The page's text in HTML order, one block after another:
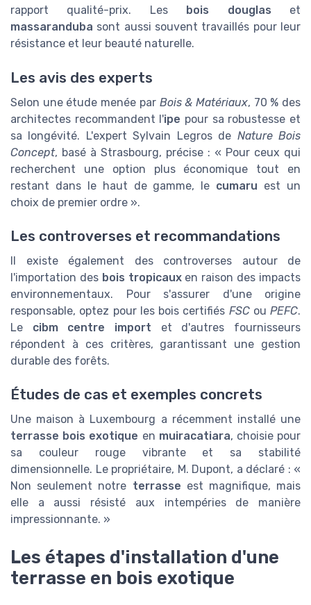
rapport qualité-prix. Les
bois douglas et
massaranduba sont aussi souvent travaillés pour leur
résistance et leur beauté naturelle.
Les avis des experts
Selon une étude menée par Bois & Matériaux, 70 % des
architectes recommandent l'ipe pour sa robustesse et
sa longévité. L'expert Sylvain Legros de Nature Bois
Concept, basé à Strasbourg, précise : « Pour ceux qui
recherchent une option plus économique tout en
restant dans le haut de gamme, le cumaru est un
choix de premier ordre ».
Les controverses et recommandations
Il existe également des controverses autour de
l'importation des bois tropicauxen raison des impacts
environnementaux. Pour s'assurer d'une origine
responsable, optez pour les bois certifiés FSCou PEFC.
Le cibm centre import et d'autres fournisseurs
répondent à ces critères, garantissant une gestion
durable des forêts.
Études de cas et exemples concrets
Une maison à Luxembourg a récemment installé une
terrasse bois exotique en muiracatiara, choisie pour
sa couleur rouge vibrante et sa stabilité
dimensionnelle. Le propriétaire, M. Dupont, a déclaré : «
Non seulement notre terrasse est magnifique, mais
elle a aussi résisté aux intempéries de manière
impressionnante. »
Les étapes d'installation d'une
terrasse en bois exotique